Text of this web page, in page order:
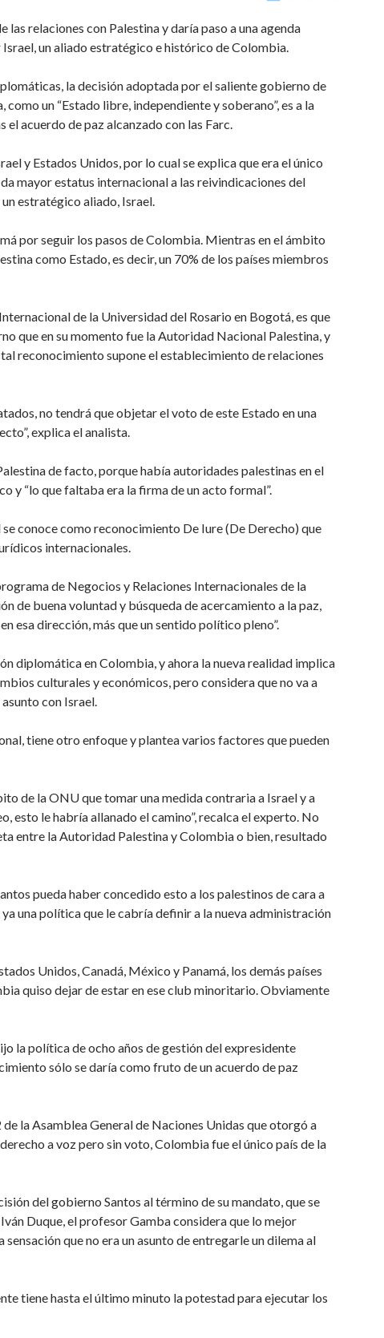
relaciones con Palestina y daría paso a una agenda
un aliado estratégico e histórico de Colombia.
la decisión adoptada por el saliente gobierno de
un “Estado libre, independiente y soberano”, es a la
acuerdo de paz alcanzado con las Farc.
y Estados Unidos, por lo cual se explica que era el único
mayor estatus internacional a las reivindicaciones del
estratégico aliado, Israel.
por seguir los pasos de Colombia. Mientras en el ámbito
como Estado, es decir, un 70% de los países miembros
de la Universidad del Rosario en Bogotá, es que
que en su momento fue la Autoridad Nacional Palestina, y
reconocimiento supone el establecimiento de relaciones
no tendrá que objetar el voto de este Estado en una
explica el analista.
de facto, porque había autoridades palestinas en el
y “lo que faltaba era la firma de un acto formal”.
conoce como reconocimiento De Iure​ (De Derecho) que
internacionales.
de Negocios y Relaciones Internacionales de la
de buena voluntad y búsqueda de acercamiento a la paz,
esa dirección, más que un sentido político pleno”.
diplomática en Colombia, y ahora la nueva realidad implica
culturales y económicos, pero considera que no va a
con Israel.
tiene otro enfoque y plantea varios factores que pueden
de la ONU que tomar una medida contraria a Israel y a
esto le habría allanado el camino”, recalca el experto. No
entre la Autoridad Palestina y Colombia o bien, resultado
pueda haber concedido esto a los palestinos de cara a
una política que le cabría definir a la nueva administración
Unidos, Canadá, México y Panamá, los demás países
quiso dejar de estar en ese club minoritario. Obviamente
la política de ocho años de gestión del expresidente
sólo se daría como fruto de un acuerdo de paz
la Asamblea General de Naciones Unidas que otorgó a
a voz pero sin voto, Colombia fue el único país de la
del gobierno Santos al término de su mandato, que se
Duque, el profesor Gamba considera que lo mejor
que no era un asunto de entregarle un dilema al
tiene hasta el último minuto la potestad para ejecutar los